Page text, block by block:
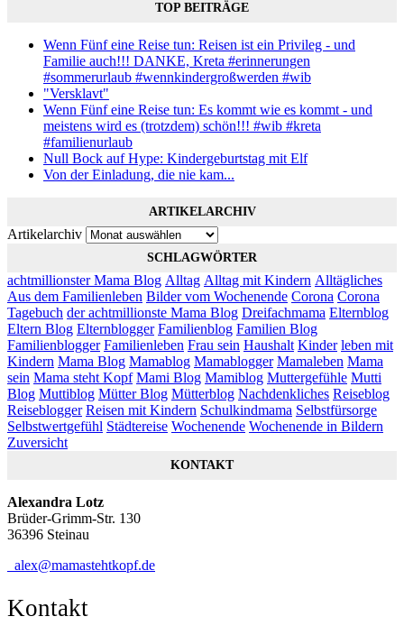
TOP BEITRÄGE
Wenn Fünf eine Reise tun: Reisen ist ein Privileg - und
Familie auch!!! DANKE, Kreta #erinnerungen
#sommerurlaub #wennkindergroßwerden #wib
"Versklavt"
Wenn Fünf eine Reise tun: Es kommt wie es kommt - und
meistens wird es (trotzdem) schön!!! #wib #kreta
#familienurlaub
Null Bock auf Hype: Kindergeburtstag mit Elf
Von der Einladung, die nie kam...
ARTIKELARCHIV
Artikelarchiv
SCHLAGWÖRTER
achtmillionster Mama Blog Alltag Alltag mit Kindern Alltägliches
Aus dem Familienleben Bilder vom Wochenende Corona Corona
Tagebuch der achtmillionste Mama Blog Dreifachmama Elternblog
Eltern Blog Elternblogger Familienblog Familien Blog
Familienblogger Familienleben Frau sein Haushalt Kinder leben mit
Kindern Mama Blog Mamablog Mamablogger Mamaleben Mama
sein Mama steht Kopf Mami Blog Mamiblog Muttergefühle Mutti
Blog Muttiblog Mütter Blog Mütterblog Nachdenkliches Reiseblog
Reiseblogger Reisen mit Kindern Schulkindmama Selbstfürsorge
Selbstwertgefühl Städtereise Wochenende Wochenende in Bildern
Zuversicht
KONTAKT
Alexandra Lotz
Brüder-Grimm-Str. 130
36396 Steinau
alex@mamastehtkopf.de
Kontakt